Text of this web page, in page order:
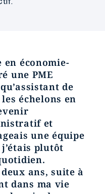
en économie-
une PME
de
échelons en
et
une équipe
plutôt
ans, suite à
dans ma vie